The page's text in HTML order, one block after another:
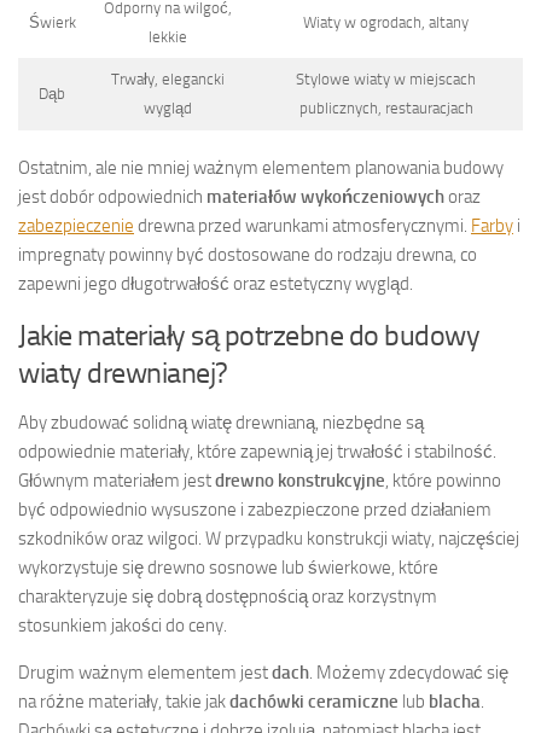
Świerk
Odporny na wilgoć,
lekkie
Wiaty w ogrodach, altany
Dąb
Trwały, elegancki
wygląd
Stylowe wiaty w miejscach
publicznych, restauracjach
Ostatnim, ale nie mniej ważnym elementem planowania budowy
jest dobór odpowiednich materiałów wykończeniowychoraz
zabezpieczenie drewna przed warunkami atmosferycznymi. Farby i
impregnaty powinny być dostosowane do rodzaju drewna, co
zapewni jego długotrwałość oraz estetyczny wygląd.
Jakie materiały są potrzebne do budowy
wiaty drewnianej?
Aby zbudować solidną wiatę drewnianą, niezbędne są
odpowiednie materiały, które zapewnią jej trwałość i stabilność.
Głównym materiałem jestdrewno konstrukcyjne, które powinno
być odpowiednio wysuszone i zabezpieczone przed działaniem
szkodników oraz wilgoci. W przypadku konstrukcji wiaty, najczęściej
wykorzystuje się drewno sosnowe lub świerkowe, które
charakteryzuje się dobrą dostępnością oraz korzystnym
stosunkiem jakości do ceny.
Drugim ważnym elementem jestdach. Możemy zdecydować się
na różne materiały, takie jakdachówki ceramiczne lub blacha.